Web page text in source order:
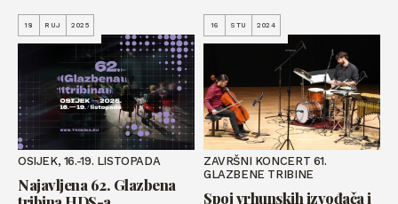
18 RUJ 2025
OSIJEK, 16.-19. LISTOPADA
Najavljena 62. Glazbena
16 STU 2024
ZAVRŠNI KONCERT 61.
GLAZBENE TRIBINE
Spoj vrhunskih izvođača i